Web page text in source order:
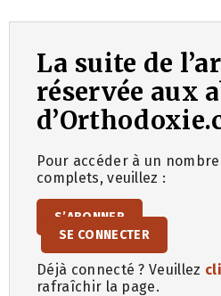
La suite de
réservée aux
Pour accéder à un
complets, veuillez :
S’ABONNER
SE CONNECTER
Déjà connecté ? Veuillez
rafraîchir la page.